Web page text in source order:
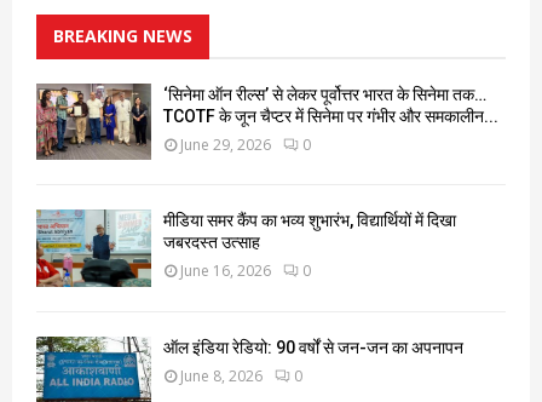
BREAKING NEWS
‘सिनेमा ऑन रील्स’ से लेकर पूर्वोत्तर भारत के सिनेमा तक…
TCOTF के जून चैप्टर में सिनेमा पर गंभीर और समकालीन...
June 29, 2026 0
मीडिया समर कैंप का भव्य शुभारंभ, विद्यार्थियों में दिखा
जबरदस्त उत्साह
June 16, 2026 0
ऑल इंडिया रेडियो: 90 वर्षों से जन-जन का अपनापन
June 8, 2026 0